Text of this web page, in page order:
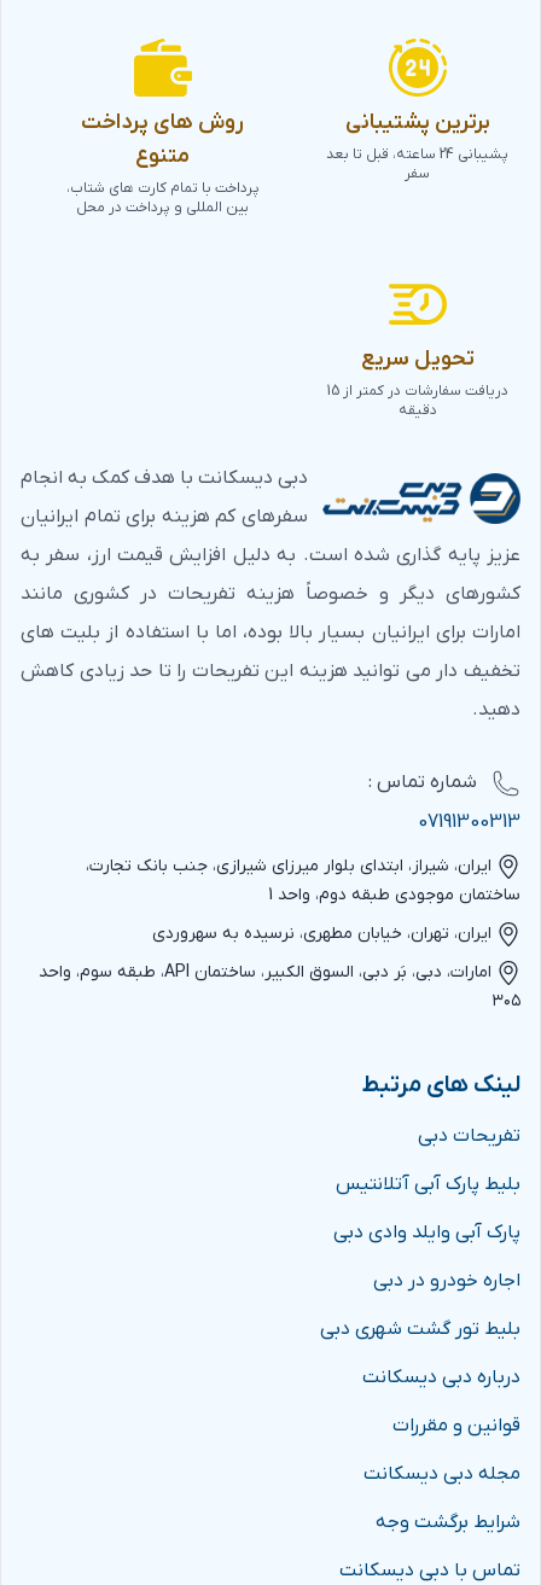
برترین پشتیبانی
پشیبانی 24 ساعته، قبل تا بعد
سفر
روش های پرداخت
متنوع
پرداخت با تمام کارت های شتاب،
بین المللی و پرداخت در محل
تحویل سریع
دریافت سفارشات در کمتر از 15
دقیقه
دبی دیسکانت با هدف کمک به انجام
سفرهای کم هزینه برای تمام ایرانیان
عزیز پایه گذاری شده است. به دلیل افزایش قیمت ارز، سفر به
کشورهای دیگر و خصوصاً هزینه تفریحات در کشوری مانند
امارات برای ایرانیان بسیار بالا بوده، اما با استفاده از بلیت های
تخفیف دار می توانید هزینه این تفریحات را تا حد زیادی کاهش
دهید.
شماره‌ تماس :
07191300313
ایران، شیراز، ابتدای بلوار میرزای شیرازی، جنب بانک تجارت،
ساختمان موجودی طبقه دوم، واحد 1
ایران، تهران، خیابان مطهری، نرسیده به سهروردی
امارات، دبی، بَر دبی، السوق الکبیر، ساختمان API، طبقه سوم، واحد
۳۰۵
لینک های مرتبط
تفریحات دبی
بلیط پارک آبی آتلانتیس
پارک آبی وایلد وادی دبی
اجاره خودرو در دبی
بلیط تور گشت شهری دبی
درباره دبی دیسکانت
قوانین و مقررات
مجله دبی دیسکانت
شرایط برگشت وجه
تماس با دبی دیسکانت